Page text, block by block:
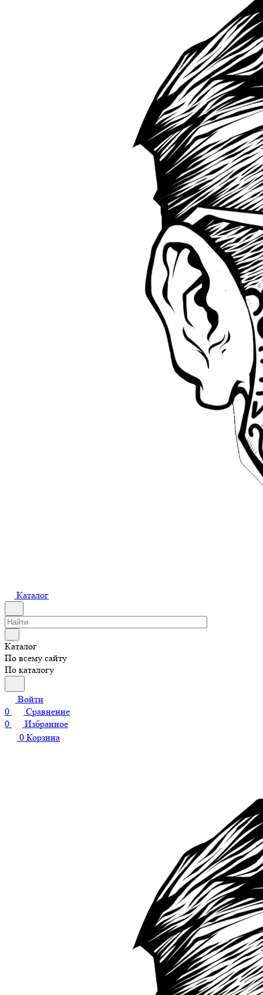
Каталог
Каталог
По всему сайту
По каталогу
Войти
0
Сравнение
0
Избранное
0 Корзина